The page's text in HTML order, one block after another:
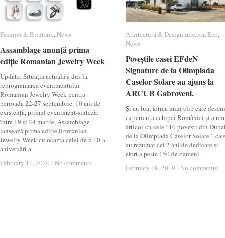
Fashion & Bijuterie,News
Assamblage anunță prima
ediție Romanian Jewelry Week
Update: Situația actuală a dus la
reprogramarea evenimentului
Romanian Jewelry Week pentru
perioada 22-27 septembrie. 10 ani de
existență, primul eveniment-sinteză:
între 19 și 24 martie, Assamblage
lansează prima ediție Romanian
Jewelry Week cu ocazia celei de-a 10-a
aniversări a
February 11, 2020 / No comments
Fashion & Bijuterie News
Assamblage anunță prima
ediție Romanian Jewelry Week
February 11, 2020 / No comments
Arhitectură & Design interior,Eco,
News
Poveștile casei EFdeN
Signature de la Olimpiada
Caselor Solare au ajuns la
ARCUB Gabroveni.
Și au luat forma unui clip care
experiența echipei României și a
articol cu cele “10 povești din
de la Olimpiada Caselor Solare”,
au rezumat cei 2 ani de dedicare și
efort a peste 150 de oameni
February 18, 2019 / No comments
Arhitectură & Design interior Eco
News
Poveștile casei EFdeN
Signature de la Olimpiada
Caselor Solare au ajuns la
ARCUB Gabroveni.
February 18, 2019 / No comments